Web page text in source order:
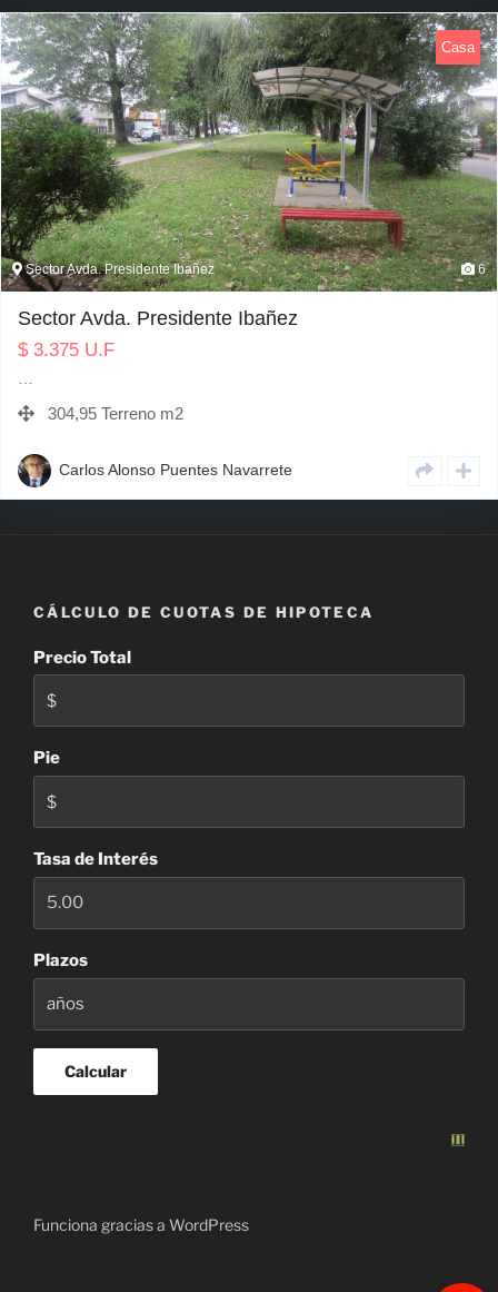
Casa
Sector Avda. Presidente Ibañez 6
Sector Avda. Presidente Ibañez
$ 3.375 U.F
304,95 Terreno m2
Carlos Alonso Puentes Navarrete
CÁLCULO DE CUOTAS DE HIPOTECA
Precio Total
Pie
Tasa de Interés
Plazos
Funciona gracias a WordPress